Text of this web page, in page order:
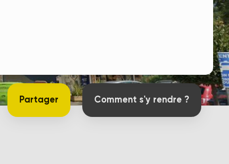
Partager Comment s'y rendre ?